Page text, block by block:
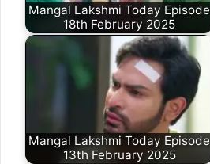
Mangal Lakshmi Today Episode
18th February 2025
Mangal Lakshmi Today Episode
13th February 2025